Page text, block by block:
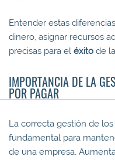
Entender estas
dinero, asignar recursos
precisas para el éxito de la
IMPORTANCIA DE LA
POR PAGAR
La correcta gestión de
fundamental para
de una empresa.